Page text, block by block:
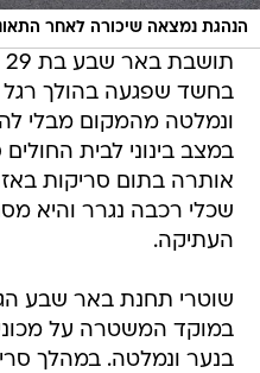
הנהגת נמצאה שיכורה לאחר
ונמלטה מהמקום מבלי
במצב בינוני לבית
אותרה בתום סריקות
שכלי רכבה נגרר והיא
העתיקה.
שוטרי תחנת באר שבע
במוקד המשטרה על
בנער ונמלטה. במהלך